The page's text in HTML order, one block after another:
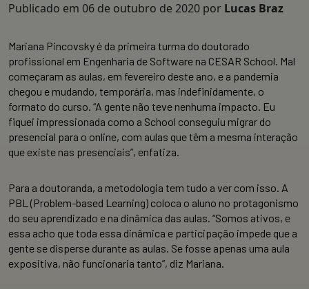
Publicado em 06 de outubro de 2020 por Lucas Braz
Mariana Pincovsky é da primeira turma do doutorado
profissional em Engenharia de Software na CESAR School. Mal
começaram as aulas, em fevereiro deste ano, e a pandemia
chegou e mudando, temporária, mas indefinidamente, o
formato do curso. “A gente não teve nenhuma impacto. Eu
fiquei impressionada como a School conseguiu migrar do
presencial para o online, com aulas que têm a mesma interação
que existe nas presenciais”, enfatiza.
Para a doutoranda, a metodologia tem tudo a ver com isso. A
PBL (Problem-based Learning) coloca o aluno no protagonismo
do seu aprendizado e na dinâmica das aulas. “Somos ativos, e
essa acho que toda essa dinâmica e participação impede que a
gente se disperse durante as aulas. Se fosse apenas uma aula
expositiva, não funcionaria tanto”, diz Mariana.